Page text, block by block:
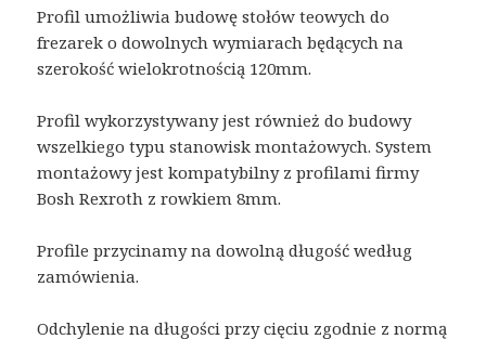
Profil umożliwia budowę stołów teowych do
frezarek o dowolnych wymiarach będących na
szerokość wielokrotnością 120mm.
Profil wykorzystywany jest również do budowy
wszelkiego typu stanowisk montażowych. System
montażowy jest kompatybilny z profilami firmy
Bosh Rexroth z rowkiem 8mm.
Profile przycinamy na dowolną długość według
zamówienia.
Odchylenie na długości przy cięciu zgodnie z normą